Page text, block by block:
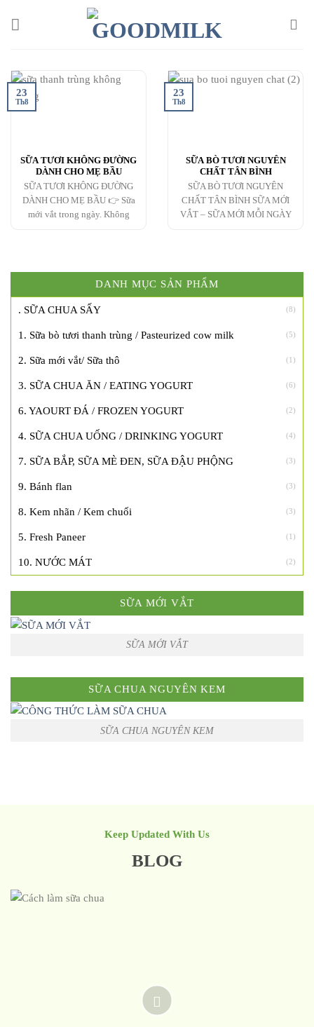
SỮA TƯƠI KHÔNG ĐƯỜNG
DÀNH CHO MẸ BẦU
SỮA TƯƠI KHÔNG ĐƯỜNG
DÀNH CHO MẸ BẦU 👉 Sữa
mới vắt trong ngày. Không
23
Th8
SỮA BÒ TƯƠI NGUYÊN
CHẤT TÂN BÌNH
SỮA BÒ TƯƠI NGUYÊN
CHẤT TÂN BÌNH SỮA MỚI
VẮT – SỮA MỚI MỖI NGÀY
23
Th8
DANH MỤC SẢN PHẨM
. SỮA CHUA SẤY (8)
1. Sữa bò tươi thanh trùng / Pasteurized cow milk (5)
2. Sữa mới vắt/ Sữa thô (1)
3. SỮA CHUA ĂN / EATING YOGURT (6)
6. YAOURT ĐÁ / FROZEN YOGURT (2)
4. SỮA CHUA UỐNG / DRINKING YOGURT (4)
7. SỮA BẮP, SỮA MÈ ĐEN, SỮA ĐẬU PHỘNG (3)
9. Bánh flan (3)
8. Kem nhãn / Kem chuối (3)
5. Fresh Paneer (1)
10. NƯỚC MÁT (2)
SỮA MỚI VẮT
SỮA MỚI VẮT
SỮA CHUA NGUYÊN KEM
SỮA CHUA NGUYÊN KEM
Keep Updated With Us
BLOG